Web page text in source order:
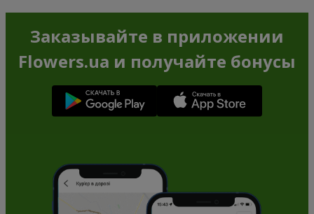
Заказывайте в приложении
Flowers.ua и получайте бонусы